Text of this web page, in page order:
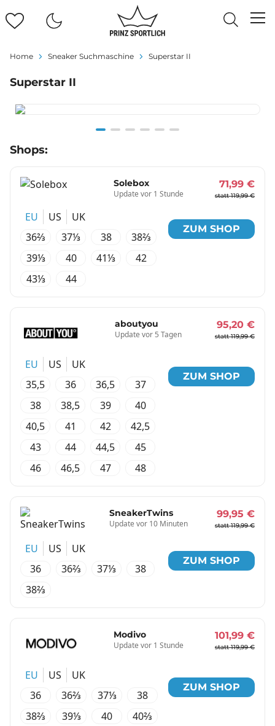
Home Sneaker Suchmaschine Superstar II
Superstar II
1
Shops:
Solebox
Update vor 1 Stunde
71,99 €
statt 119,99 €
EU US
UK
36⅔
37⅓ 38
38⅔
39⅓
40 41⅓
42
43⅓
44
ZUM SHOP
aboutyou
Update vor 5 Tagen
95,20 €
statt 119,99 €
EU US
UK
35,5
36 36,5
37
38
38,5 39
40
40,5
41 42
42,5
43
44 44,5
45
46
46,5 47 48
ZUM SHOP
SneakerTwins
Update vor 10 Minuten
99,95 €
statt 119,99 €
EU US
UK
36
36⅔ 37⅓
38
38⅔
ZUM SHOP
Modivo
Update vor 1 Stunde
101,99 €
statt 119,99 €
EU US
UK
36
36⅔ 37⅓
38
38⅔
39⅓ 40
40⅔
ZUM SHOP